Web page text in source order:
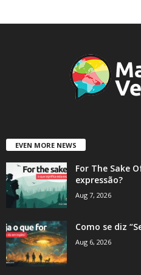
EVEN MORE NEWS
For The Sake
expressão?
Aug 7, 2026
Como se diz
Aug 6, 2026